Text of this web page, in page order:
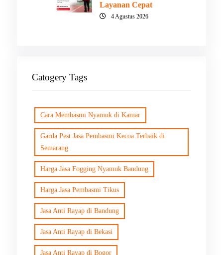
Layanan Cepat
4 Agustus 2026
Catogery Tags
Cara Membasmi Nyamuk di Kamar
Garda Pest Jasa Pembasmi Kecoa Terbaik di
Semarang
Harga Jasa Fogging Nyamuk Bandung
Harga Jasa Pembasmi Tikus
Jasa Anti Rayap di Bandung
Jasa Anti Rayap di Bekasi
Jasa Anti Rayap di Bogor